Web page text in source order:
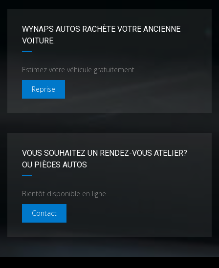
WYNAPS AUTOS RACHÈTE VOTRE ANCIENNE
VOITURE.
Estimez votre véhicule gratuitement
Reprise
VOUS SOUHAITEZ UN RENDEZ-VOUS ATELIER?
OU PIÈCES AUTOS
Bientôt disponible en ligne
Contact